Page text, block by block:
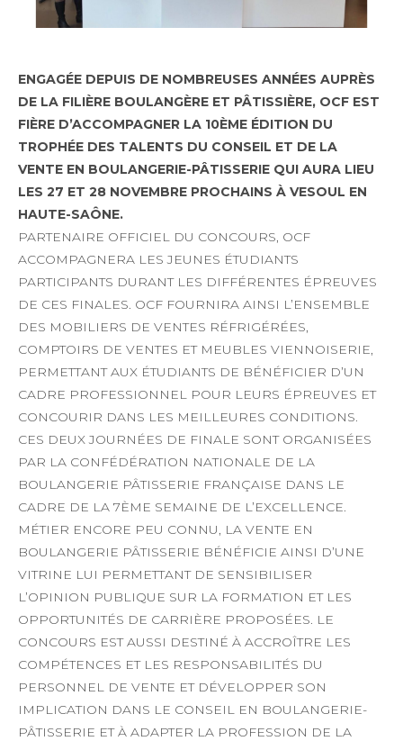
ENGAGÉE DEPUIS DE NOMBREUSES ANNÉES AUPRÈS
DE LA FILIÈRE BOULANGÈRE ET PÂTISSIÈRE, OCF EST
FIÈRE D’ACCOMPAGNER LA 10ÈME ÉDITION DU
TROPHÉE DES TALENTS DU CONSEIL ET DE LA
VENTE EN BOULANGERIE-PÂTISSERIE QUI AURA LIEU
LES 27 ET 28 NOVEMBRE PROCHAINS À VESOUL EN
HAUTE-SAÔNE.
PARTENAIRE OFFICIEL DU CONCOURS, OCF
ACCOMPAGNERA LES JEUNES ÉTUDIANTS
PARTICIPANTS DURANT LES DIFFÉRENTES ÉPREUVES
DE CES FINALES. OCF FOURNIRA AINSI L’ENSEMBLE
DES MOBILIERS DE VENTES RÉFRIGÉRÉES,
COMPTOIRS DE VENTES ET MEUBLES VIENNOISERIE,
PERMETTANT AUX ÉTUDIANTS DE BÉNÉFICIER D’UN
CADRE PROFESSIONNEL POUR LEURS ÉPREUVES ET
CONCOURIR DANS LES MEILLEURES CONDITIONS.
CES DEUX JOURNÉES DE FINALE SONT ORGANISÉES
PAR LA CONFÉDÉRATION NATIONALE DE LA
BOULANGERIE PÂTISSERIE FRANÇAISE DANS LE
CADRE DE LA 7ÈME SEMAINE DE L’EXCELLENCE.
MÉTIER ENCORE PEU CONNU, LA VENTE EN
BOULANGERIE PÂTISSERIE BÉNÉFICIE AINSI D’UNE
VITRINE LUI PERMETTANT DE SENSIBILISER
L’OPINION PUBLIQUE SUR LA FORMATION ET LES
OPPORTUNITÉS DE CARRIÈRE PROPOSÉES. LE
CONCOURS EST AUSSI DESTINÉ À ACCROÎTRE LES
COMPÉTENCES ET LES RESPONSABILITÉS DU
PERSONNEL DE VENTE ET DÉVELOPPER SON
IMPLICATION DANS LE CONSEIL EN BOULANGERIE-
PÂTISSERIE ET À ADAPTER LA PROFESSION DE LA